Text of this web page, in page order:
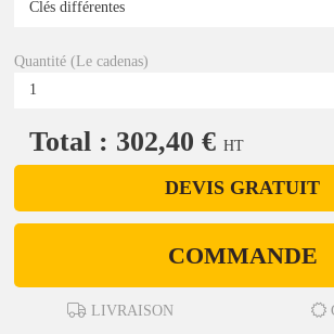
Quantité (Le cadenas)
Total : 302,40 € HT
DEVIS GRATUIT
COMMANDE
LIVRAISON